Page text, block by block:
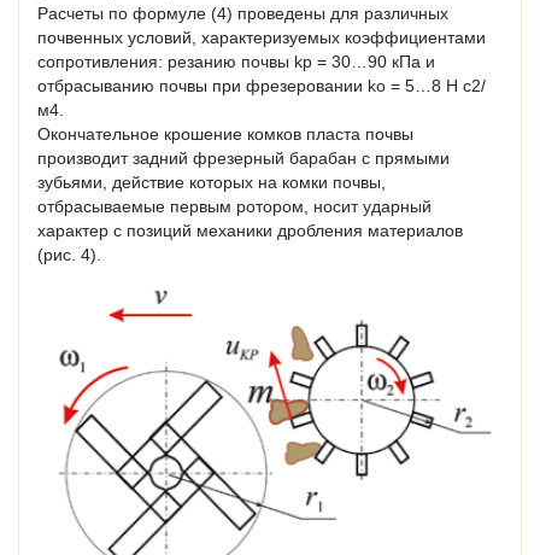
Расчеты по формуле (4) проведены для различных
почвенных условий, характеризуемых коэффициентами
сопротивления: резанию почвы kp = 30…90 кПа и
отбрасыванию почвы при фрезеровании kо = 5…8 Н с2/
м4.
Окончательное крошение комков пласта почвы
производит задний фрезерный барабан с прямыми
зубьями, действие которых на комки почвы,
отбрасываемые первым ротором, носит ударный
характер с позиций механики дробления материалов
(рис. 4).